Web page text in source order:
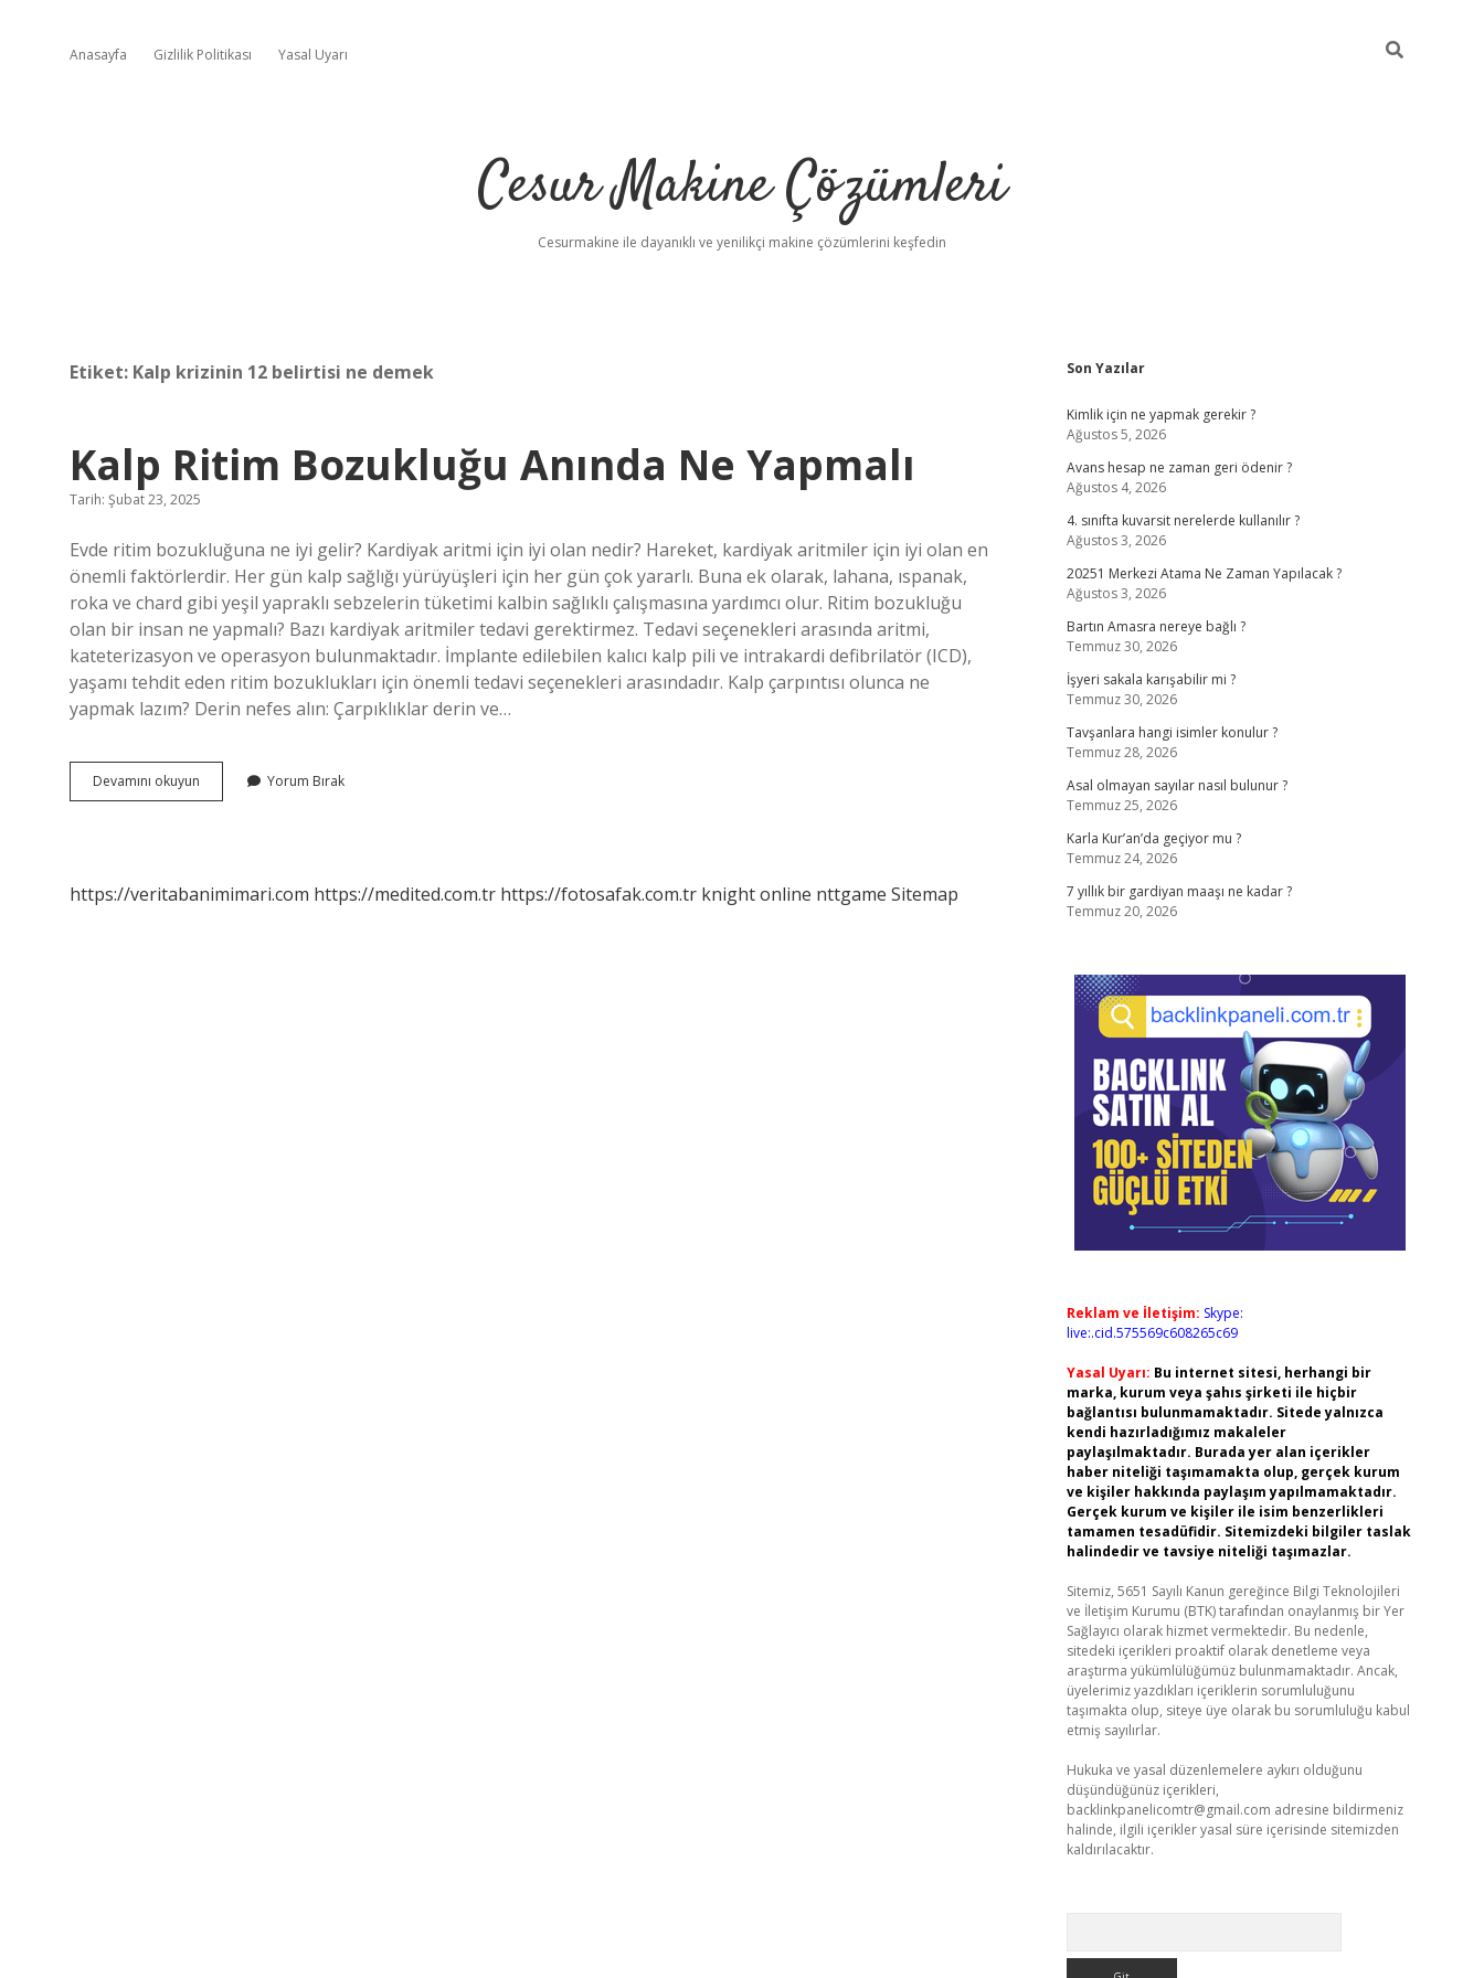
Anasayfa Gizlilik Politikası Yasal Uyarı
Cesur Makine Çözümleri
Cesurmakine ile dayanıklı ve yenilikçi makine çözümlerini keşfedin
Etiket: Kalp krizinin 12 belirtisi ne demek
Kalp Ritim Bozukluğu Anında Ne Yapmalı
Tarih: Şubat 23, 2025
Evde ritim bozukluğuna ne iyi gelir? Kardiyak aritmi için iyi olan nedir? Hareket, kardiyak aritmiler için iyi olan en
önemli faktörlerdir. Her gün kalp sağlığı yürüyüşleri için her gün çok yararlı. Buna ek olarak, lahana, ıspanak,
roka ve chard gibi yeşil yapraklı sebzelerin tüketimi kalbin sağlıklı çalışmasına yardımcı olur. Ritim bozukluğu
olan bir insan ne yapmalı? Bazı kardiyak aritmiler tedavi gerektirmez. Tedavi seçenekleri arasında aritmi,
kateterizasyon ve operasyon bulunmaktadır. İmplante edilebilen kalıcı kalp pili ve intrakardi defibrilatör (ICD),
yaşamı tehdit eden ritim bozuklukları için önemli tedavi seçenekleri arasındadır. Kalp çarpıntısı olunca ne
yapmak lazım? Derin nefes alın: Çarpıklıklar derin ve…
Devamını okuyun
Ritim
Yorum Bırak
https://veritabanimimari.com https://medited.com.tr https://fotosafak.com.tr knight online nttgame Sitemap
Sidebar
Son Yazılar
Kimlik için ne yapmak gerekir ?
Ağustos 5, 2026
Avans hesap ne zaman geri ödenir ?
Ağustos 4, 2026
4. sınıfta kuvarsit nerelerde kullanılır ?
Ağustos 3, 2026
20251 Merkezi Atama Ne Zaman Yapılacak ?
Ağustos 3, 2026
Bartın Amasra nereye bağlı ?
Temmuz 30, 2026
İşyeri sakala karışabilir mi ?
Temmuz 30, 2026
Tavşanlara hangi isimler konulur ?
Temmuz 28, 2026
Asal olmayan sayılar nasıl bulunur ?
Temmuz 25, 2026
Karla Kur’an’da geçiyor mu ?
Temmuz 24, 2026
7 yıllık bir gardiyan maaşı ne kadar ?
Temmuz 20, 2026
Reklam ve İletişim: Skype:
live:.cid.575569c608265c69
Yasal Uyarı: Bu internet sitesi, herhangi bir
marka, kurum veya şahıs şirketi ile hiçbir
bağlantısı bulunmamaktadır. Sitede yalnızca
kendi hazırladığımız makaleler
paylaşılmaktadır. Burada yer alan içerikler
haber niteliği taşımamakta olup, gerçek kurum
ve kişiler hakkında paylaşım yapılmamaktadır.
Gerçek kurum ve kişiler ile isim benzerlikleri
tamamen tesadüfidir. Sitemizdeki bilgiler taslak
halindedir ve tavsiye niteliği taşımazlar.
Sitemiz, 5651 Sayılı Kanun gereğince Bilgi Teknolojileri
ve İletişim Kurumu (BTK) tarafından onaylanmış bir Yer
Sağlayıcı olarak hizmet vermektedir. Bu nedenle,
sitedeki içerikleri proaktif olarak denetleme veya
araştırma yükümlülüğümüz bulunmamaktadır. Ancak,
üyelerimiz yazdıkları içeriklerin sorumluluğunu
taşımakta olup, siteye üye olarak bu sorumluluğu kabul
etmiş sayılırlar.
Hukuka ve yasal düzenlemelere aykırı olduğunu
düşündüğünüz içerikleri,
backlinkpanelicomtr@gmail.com adresine bildirmeniz
halinde, ilgili içerikler yasal süre içerisinde sitemizden
kaldırılacaktır.